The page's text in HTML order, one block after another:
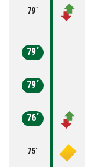
79´
79´
79´
76´
75´